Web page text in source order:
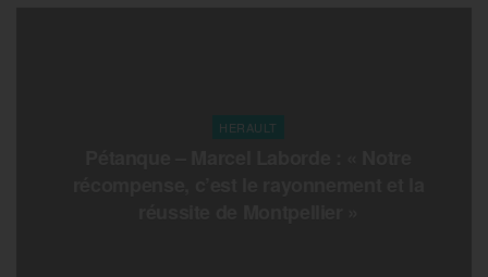
HERAULT